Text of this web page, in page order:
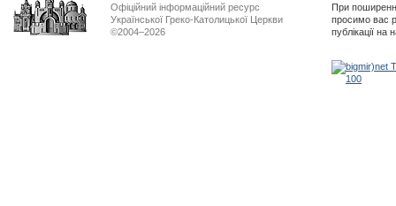
Офіційний інформаційний ресурс
Української Греко-Католицької Церкви
©2004–2026
При
просимо вас
публікації на